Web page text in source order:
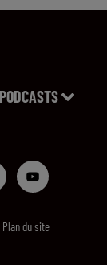
PODCASTS
Plan du site